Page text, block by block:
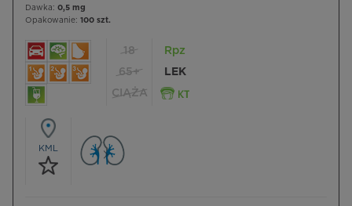
Dawka: 0,5 mg
Opakowanie: 100 szt.
18
65+
CIĄŻA
Rpz
LEK
KML